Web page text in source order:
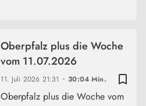
bookmark_border
11. Juli 2026 21:31 30:04 Min.
Oberpfalz plus die Woche
vom 11.07.2026
Oberpfalz plus die Woche vom